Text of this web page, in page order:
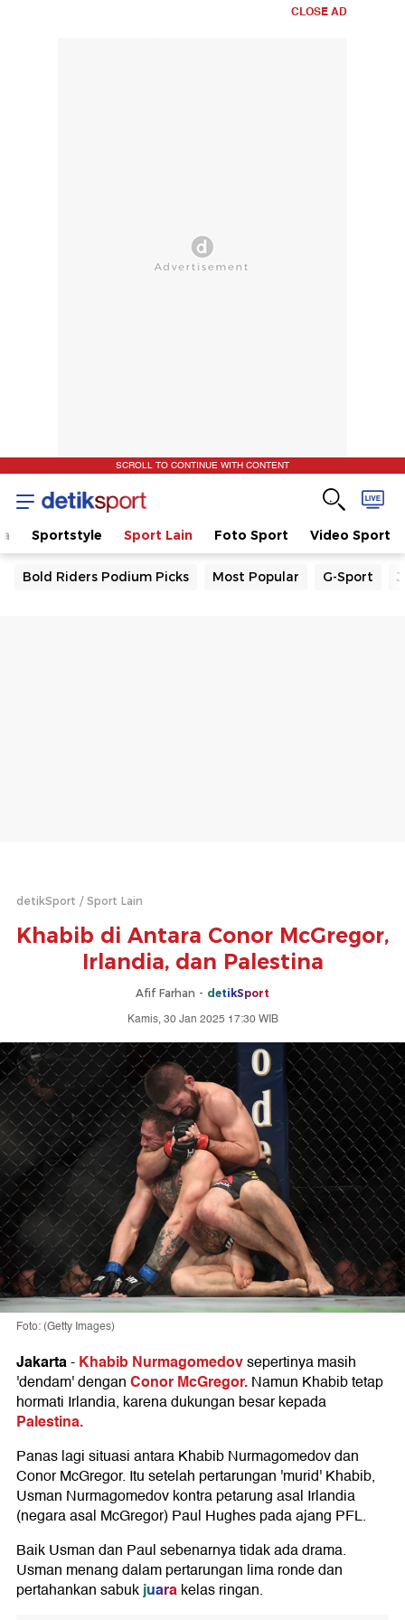
CLOSE AD
SCROLL TO CONTINUE WITH CONTENT
Sportstyle Sport Lain Foto Sport Video Sport
Bold Riders Podium Picks Most Popular G-Sport
detikSport Sport Lain
Khabib di Antara Conor McGregor,
Irlandia, dan Palestina
Afif Farhan - detikSport
Kamis, 30 Jan 2025 17:30 WIB
Foto: (Getty Images)
Jakarta-Khabib Nurmagomedovsepertinya masih
'dendam' denganConor McGregor.Namun Khabib tetap
hormati Irlandia, karena dukungan besar kepada
Palestina.
Panas lagi situasi antara Khabib Nurmagomedov dan
Conor McGregor. Itu setelah pertarungan 'murid' Khabib,
Usman Nurmagomedov kontra petarung asal Irlandia
(negara asal McGregor) Paul Hughes pada ajang PFL.
Baik Usman dan Paul sebenarnya tidak ada drama.
Usman menang dalam pertarungan lima ronde dan
pertahankan sabukjuarakelas ringan.